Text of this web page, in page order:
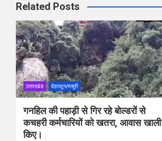
Related Posts
उत्तराखंड देहरादून/मसूरी
गनहिल की पहाड़ी से गिर रहे बोल्डरों से
कचहरी कर्मचारियों को खतरा, आवास खाली
किए।